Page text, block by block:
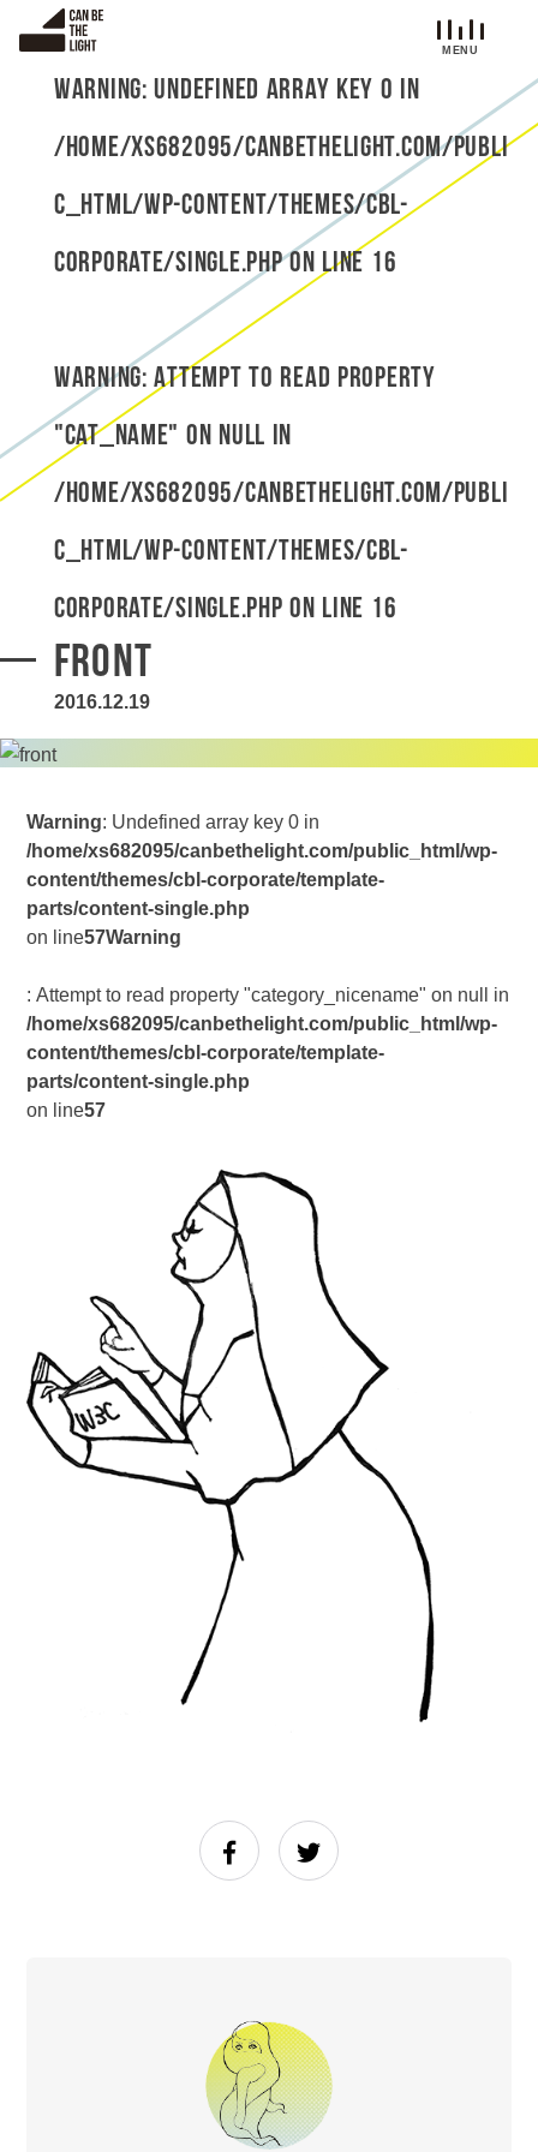
Warning: Undefined array key 0 in
/home/xs682095/canbethelight.com/publi
c_html/wp-content/themes/cbl-
corporate/single.phpon line16
Warning: Attempt to read property
"cat_name" on null in
/home/xs682095/canbethelight.com/publi
c_html/wp-content/themes/cbl-
corporate/single.phpon line 16
front
2016.12.19
Warning: Undefined array key 0 in
/home/xs682095/canbethelight.com/public_html/wp-
content/themes/cbl-corporate/template-
parts/content-single.php
on line57Warning
: Attempt to read property "category_nicename" on null in
/home/xs682095/canbethelight.com/public_html/wp-
content/themes/cbl-corporate/template-
parts/content-single.php
on line57